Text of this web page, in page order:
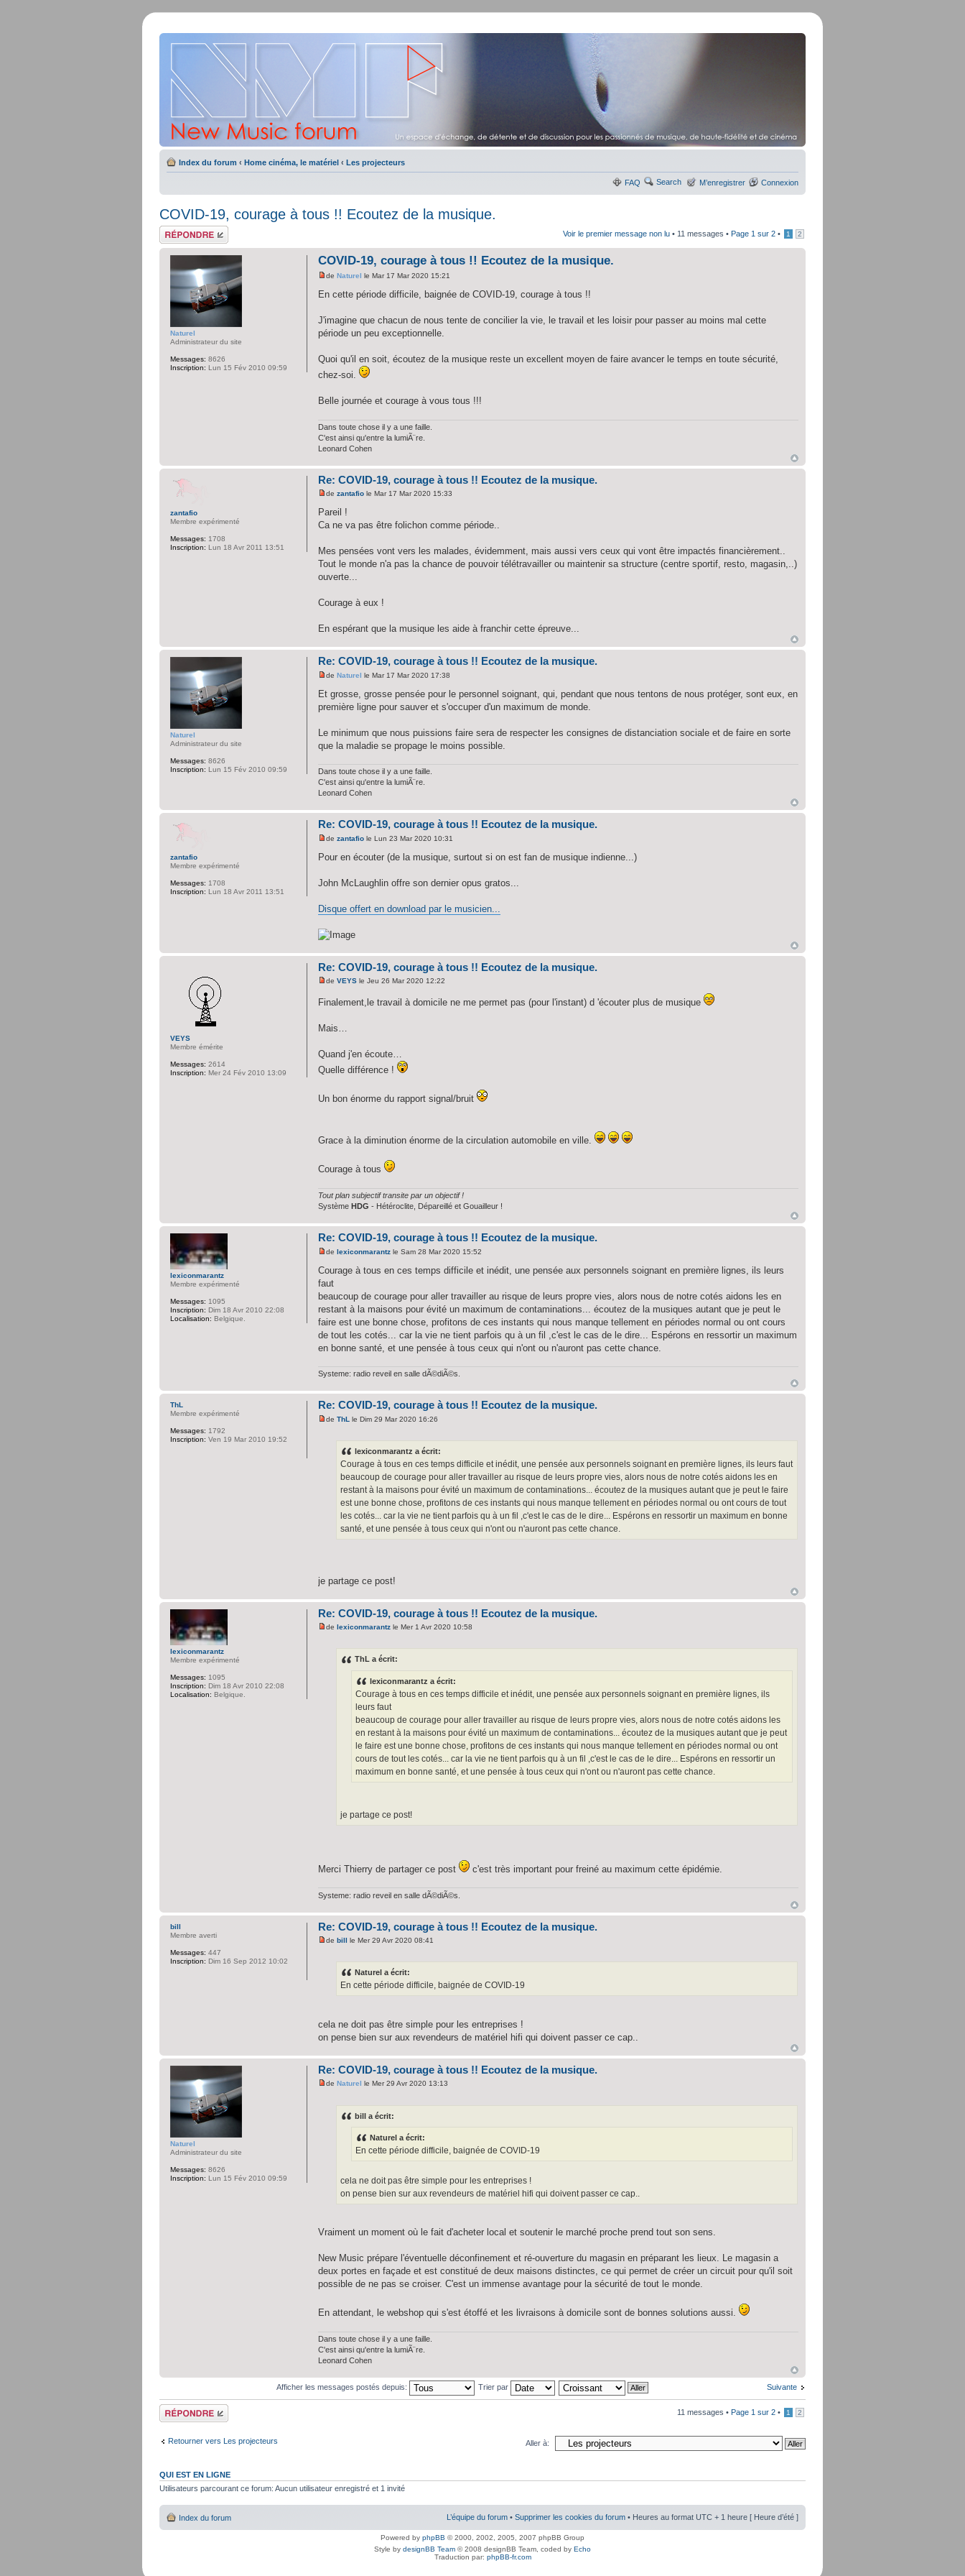
Index du forum ‹ Home cinéma, le matériel ‹ Les projecteurs
FAQ Search M’enregistrer Connexion
COVID-19, courage à tous !! Ecoutez de la musique.
Répondre Voir le premier message non lu • 11 messages • Page 1 sur 2 • 1 2
COVID-19, courage à tous !! Ecoutez de la musique.
deNaturel le Mar 17 Mar 2020 15:21
En cette période difficile, baignée de COVID-19, courage à tous !!
J'imagine que chacun de nous tente de concilier la vie, le travail et les loisir pour passer au moins mal cette
période un peu exceptionnelle.
Quoi qu'il en soit, écoutez de la musique reste un excellent moyen de faire avancer le temps en toute sécurité,
chez-soi.
Belle journée et courage à vous tous !!!
Dans toute chose il y a une faille.
C'est ainsi qu'entre la lumiÃ¨re.
Leonard Cohen
Naturel
Administrateur du site
Messages: 8626
Inscription: Lun 15 Fév 2010 09:59
Re: COVID-19, courage à tous !! Ecoutez de la musique.
dezantafio le Mar 17 Mar 2020 15:33
Pareil !
Ca ne va pas être folichon comme période..
Mes pensées vont vers les malades, évidemment, mais aussi vers ceux qui vont être impactés financièrement..
Tout le monde n'a pas la chance de pouvoir télétravailler ou maintenir sa structure (centre sportif, resto, magasin,..)
ouverte...
Courage à eux !
En espérant que la musique les aide à franchir cette épreuve...
zantafio
Membre expérimenté
Messages: 1708
Inscription: Lun 18 Avr 2011 13:51
Re: COVID-19, courage à tous !! Ecoutez de la musique.
deNaturel le Mar 17 Mar 2020 17:38
Et grosse, grosse pensée pour le personnel soignant, qui, pendant que nous tentons de nous protéger, sont eux, en
première ligne pour sauver et s'occuper d'un maximum de monde.
Le minimum que nous puissions faire sera de respecter les consignes de distanciation sociale et de faire en sorte
que la maladie se propage le moins possible.
Dans toute chose il y a une faille.
C'est ainsi qu'entre la lumiÃ¨re.
Leonard Cohen
Naturel
Administrateur du site
Messages: 8626
Inscription: Lun 15 Fév 2010 09:59
Re: COVID-19, courage à tous !! Ecoutez de la musique.
dezantafio le Lun 23 Mar 2020 10:31
Pour en écouter (de la musique, surtout si on est fan de musique indienne...)
John McLaughlin offre son dernier opus gratos...
Disque offert en download par le musicien...
zantafio
Membre expérimenté
Messages: 1708
Inscription: Lun 18 Avr 2011 13:51
Re: COVID-19, courage à tous !! Ecoutez de la musique.
deVEYS le Jeu 26 Mar 2020 12:22
Finalement,le travail à domicile ne me permet pas (pour l'instant) d 'écouter plus de musique
Mais…
Quand j'en écoute…
Quelle différence !
Un bon énorme du rapport signal/bruit
Grace à la diminution énorme de la circulation automobile en ville.
Courage à tous
Tout plan subjectif transite par un objectif !
SystèmeHDG - Hétéroclite, Dépareillé et Gouailleur !
VEYS
Membre émérite
Messages: 2614
Inscription: Mer 24 Fév 2010 13:09
Re: COVID-19, courage à tous !! Ecoutez de la musique.
delexiconmarantz le Sam 28 Mar 2020 15:52
Courage à tous en ces temps difficile et inédit, une pensée aux personnels soignant en première lignes, ils leurs
faut
beaucoup de courage pour aller travailler au risque de leurs propre vies, alors nous de notre cotés aidons les en
restant à la maisons pour évité un maximum de contaminations... écoutez de la musiques autant que je peut le
faire est une bonne chose, profitons de ces instants qui nous manque tellement en périodes normal ou ont cours
de tout les cotés... car la vie ne tient parfois qu à un fil ,c'est le cas de le dire... Espérons en ressortir un maximum
en bonne santé, et une pensée à tous ceux qui n'ont ou n'auront pas cette chance.
Systeme: radio reveil en salle dÃ©diÃ©s.
lexiconmarantz
Membre expérimenté
Messages: 1095
Inscription: Dim 18 Avr 2010 22:08
Localisation: Belgique.
Re: COVID-19, courage à tous !! Ecoutez de la musique.
deThL le Dim 29 Mar 2020 16:26
lexiconmarantz a écrit:
Courage à tous en ces temps difficile et inédit, une pensée aux personnels soignant en première lignes, ils leurs faut
beaucoup de courage pour aller travailler au risque de leurs propre vies, alors nous de notre cotés aidons les en
restant à la maisons pour évité un maximum de contaminations... écoutez de la musiques autant que je peut le faire
est une bonne chose, profitons de ces instants qui nous manque tellement en périodes normal ou ont cours de tout
les cotés... car la vie ne tient parfois qu à un fil ,c'est le cas de le dire... Espérons en ressortir un maximum en bonne
santé, et une pensée à tous ceux qui n'ont ou n'auront pas cette chance.
je partage ce post!
ThL
Membre expérimenté
Messages: 1792
Inscription: Ven 19 Mar 2010 19:52
Re: COVID-19, courage à tous !! Ecoutez de la musique.
delexiconmarantz le Mer 1 Avr 2020 10:58
ThL a écrit:
lexiconmarantz a écrit:
Courage à tous en ces temps difficile et inédit, une pensée aux personnels soignant en première lignes, ils
leurs faut
beaucoup de courage pour aller travailler au risque de leurs propre vies, alors nous de notre cotés aidons les
en restant à la maisons pour évité un maximum de contaminations... écoutez de la musiques autant que je peut
le faire est une bonne chose, profitons de ces instants qui nous manque tellement en périodes normal ou ont
cours de tout les cotés... car la vie ne tient parfois qu à un fil ,c'est le cas de le dire... Espérons en ressortir un
maximum en bonne santé, et une pensée à tous ceux qui n'ont ou n'auront pas cette chance.
je partage ce post!
Merci Thierry de partager ce post c'est très important pour freiné au maximum cette épidémie.
Systeme: radio reveil en salle dÃ©diÃ©s.
lexiconmarantz
Membre expérimenté
Messages: 1095
Inscription: Dim 18 Avr 2010 22:08
Localisation: Belgique.
Re: COVID-19, courage à tous !! Ecoutez de la musique.
debill le Mer 29 Avr 2020 08:41
Naturel a écrit:
En cette période difficile, baignée de COVID-19
cela ne doit pas être simple pour les entreprises !
on pense bien sur aux revendeurs de matériel hifi qui doivent passer ce cap..
bill
Membre averti
Messages: 447
Inscription: Dim 16 Sep 2012 10:02
Re: COVID-19, courage à tous !! Ecoutez de la musique.
deNaturel le Mer 29 Avr 2020 13:13
bill a écrit:
Naturel a écrit:
En cette période difficile, baignée de COVID-19
cela ne doit pas être simple pour les entreprises !
on pense bien sur aux revendeurs de matériel hifi qui doivent passer ce cap..
Vraiment un moment où le fait d'acheter local et soutenir le marché proche prend tout son sens.
New Music prépare l'éventuelle déconfinement et ré-ouverture du magasin en préparant les lieux. Le magasin a
deux portes en façade et est constitué de deux maisons distinctes, ce qui permet de créer un circuit pour qu'il soit
possible de ne pas se croiser. C'est un immense avantage pour la sécurité de tout le monde.
En attendant, le webshop qui s'est étoffé et les livraisons à domicile sont de bonnes solutions aussi.
Dans toute chose il y a une faille.
C'est ainsi qu'entre la lumiÃ¨re.
Leonard Cohen
Naturel
Administrateur du site
Messages: 8626
Inscription: Lun 15 Fév 2010 09:59
Suivante
Afficher les messages postés depuis: Trier par
Répondre 11 messages • Page 1 sur 2 • 1 2
Retourner vers Les projecteurs Aller à:
QUI EST EN LIGNE
Utilisateurs parcourant ce forum: Aucun utilisateur enregistré et 1 invité
Index du forum L’équipe du forum • Supprimer les cookies du forum • Heures au format UTC + 1 heure [ Heure d’été ]
Powered by phpBB © 2000, 2002, 2005, 2007 phpBB Group
Style by designBB Team © 2008 designBB Team, coded by Echo
Traduction par: phpBB-fr.com